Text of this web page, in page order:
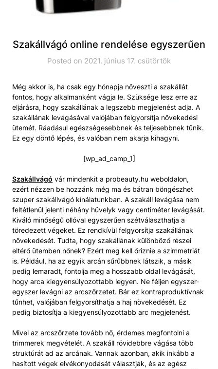
Szakállvágó online rendelése egyszerűen
Posted on 2021. június 17. csütörtök
Még akkor is, ha csak egy hónapja növeszti a szakállát
fontos, hogy alkalmanként vágja le. Szüksége lesz erre az
eljárásra, hogy szakállának a legszebb megjelenést adja. A
szakállának levágásával valójában felgyorsítja növekedési
ütemét. Ráadásul egészségesebbnek és teljesebbnek tűnik.
Ez egy döntő lépés, és valóban nem akarja kihagyni.
[wp_ad_camp_1]
Szakállvágó vár mindenkit a probeauty.hu weboldalon,
ezért nézzen be hozzánk még ma és bátran böngészhet
szuper szakállvágó kínálatunkban. A szakáll levágása nem
feltétlenül jelenti néhány hüvelyk vagy centiméter levágását.
Kiváló minőségű ollóval egyszerűen szétválaszthatja a
töredezett végeket. Ez rendkívül felgyorsítja szakállának
növekedését. Tudta, hogy szakállának különböző részei
eltérő ütemben nőnek? Ezért meg kell őriznie a szimmetriát
is. Például, ha az egyik arcán sűrűbbnek látszik, a másik
pedig lemaradt, fontolja meg a hosszabb oldal levágását,
hogy arca kiegyensúlyozottabb legyen. Ne féljen egyszer-
egyszer levágni az arcszőrzetet. Bár ez kontraproduktívnak
tűnhet, valójában felgyorsíthatja a haj növekedését. Ez
pedig biztosítja a kiegyensúlyozottabb arc megjelenést.
Mivel az arcszőrzete tovább nő, érdemes megfontolni a
trimmerek megvételét. A szakáll rövidebbre vágása több
struktúrát ad az arcának. Vannak azonban, akik inkább a
hasított végek elvékonyodását választják, és az egész